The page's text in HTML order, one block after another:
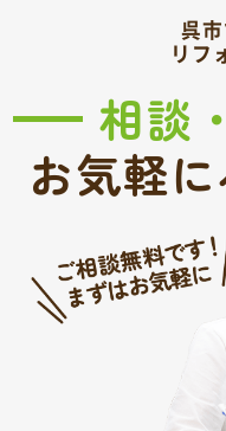
呉
リフ
相談
お気軽